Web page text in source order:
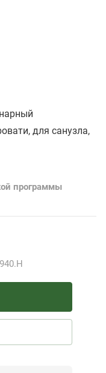
для санузла,
программы